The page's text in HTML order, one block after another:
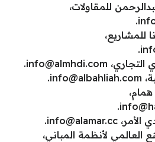
للمقاولات،
.
للمشاريع،
.
التجاري، info@almhdi.com
.
info@albahliah.com
.
.
الأمر، info@alamar.cc
.
العالمي لأنظمة المباني،